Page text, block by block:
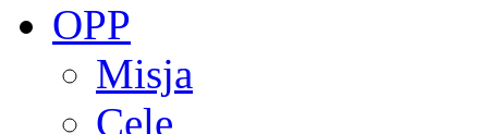
OPP
Misja
Cele